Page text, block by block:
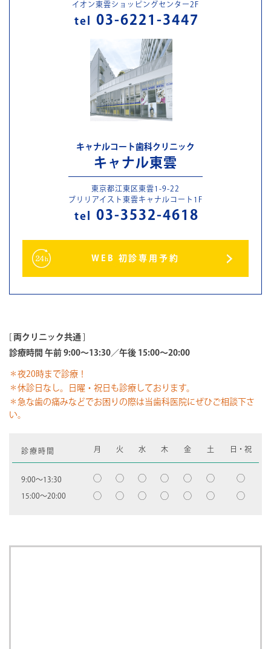
イオン東雲ショッピングセンター2F
tel 03-6221-3447
キャナルコート歯科クリニック
キャナル東雲
東京都江東区東雲1-9-22
ブリリアイスト東雲キャナルコート1F
tel 03-3532-4618
WEB 初診専用予約
[ 両クリニック共通 ]
診療時間 午前 9:00～13:30／午後 15:00～20:00
＊夜20時まで診療！
＊休診日なし。日曜・祝日も診療しております。
＊急な歯の痛みなどでお困りの際は当歯科医院にぜひご相談下さ
い。
診療時間 月 火 水 木 金 土 日・祝
9:00〜13:30 ◯ ◯ ◯ ◯ ◯ ◯ ◯
15:00〜20:00 ◯ ◯ ◯ ◯ ◯ ◯ ◯